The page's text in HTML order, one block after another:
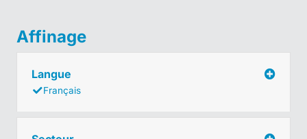
Affinage
Langue
Français